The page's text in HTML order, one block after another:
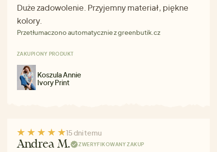
Duże zadowolenie. Przyjemny materiał, piękne
kolory.
Przetłumaczono automatycznie z greenbutik.cz
ZAKUPIONY PRODUKT
Koszula Annie
Ivory Print
15 dni temu
Andrea M. ZWERYFIKOWANY ZAKUP